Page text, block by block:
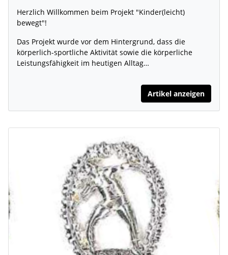
Herzlich Willkommen beim Projekt "Kinder(leicht)
bewegt"!
Das Projekt wurde vor dem Hintergrund, dass die
körperlich-sportliche Aktivität sowie die körperliche
Leistungsfähigkeit im heutigen Alltag…
Artikel anzeigen